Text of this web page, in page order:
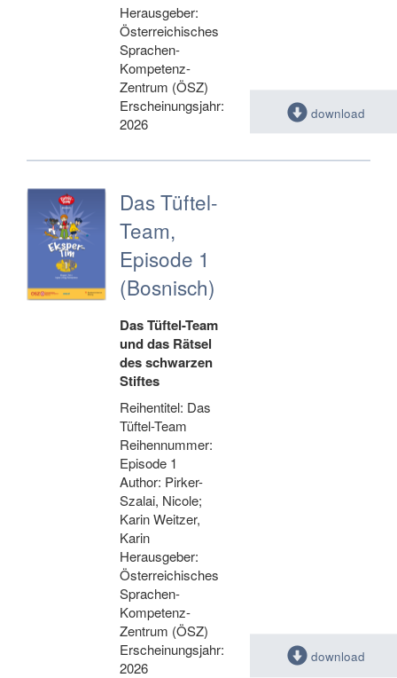
Herausgeber:
Österreichisches
Sprachen-
Kompetenz-
Zentrum (ÖSZ)
Erscheinungsjahr:
2026
download
Das Tüftel-
Team,
Episode 1
(Bosnisch)
Das Tüftel-Team
und das Rätsel
des schwarzen
Stiftes
Reihentitel: Das
Tüftel-Team
Reihennummer:
Episode 1
Author: Pirker-
Szalai, Nicole;
Karin Weitzer,
Karin
Herausgeber:
Österreichisches
Sprachen-
Kompetenz-
Zentrum (ÖSZ)
Erscheinungsjahr:
2026
download